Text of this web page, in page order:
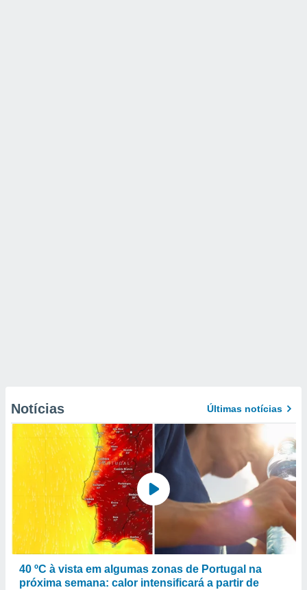
Notícias Últimas notícias
40 ºC à vista em algumas zonas de Portugal na
próxima semana: calor intensificará a partir de